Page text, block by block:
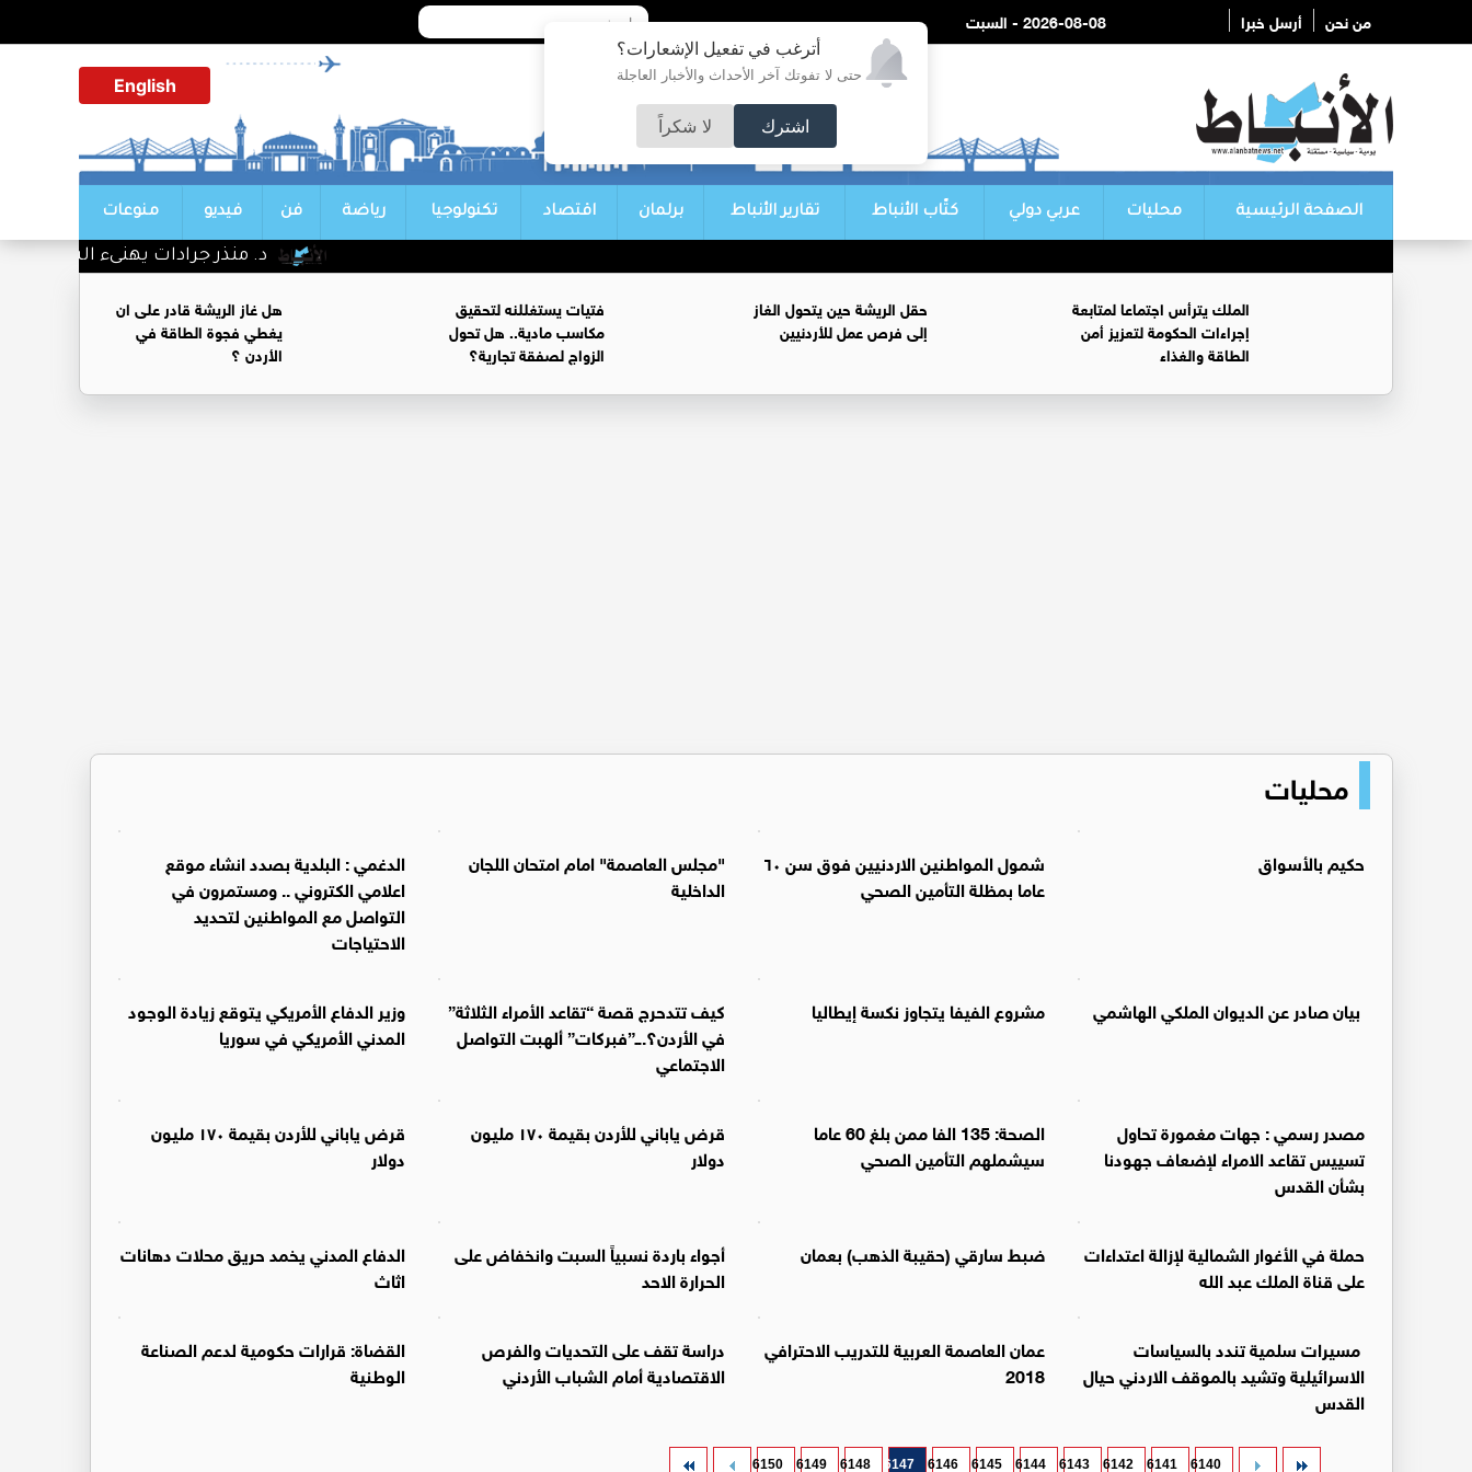
أترغب في تفعيل الإشعارات؟
حتى لا تفوتك آخر الأحداث والأخبار العاجلة
اشترك لا شكراً
من نحن أرسل خبرا 2026-08-08 - السبت
English
الصفحة الرئيسية محليات عربي دولي كتّاب الأنباط تقارير الأنباط برلمان اقتصاد تكنولوجيا رياضة فن فيديو منوعات
د. منذر جرادات يهنىء الشيخ
الملك يترأس اجتماعا لمتابعة
إجراءات الحكومة لتعزيز أمن
الطاقة والغذاء
حقل الريشة حين يتحول الغاز
إلى فرص عمل للأردنيين
فتيات يستغللنه لتحقيق
مكاسب مادية.. هل تحول
الزواج لصفقة تجارية؟
هل غاز الريشة قادر على ان
يغطي فجوة الطاقة في
الأردن ؟
محليات
حكيم بالأسواق
شمول المواطنين الاردنيين فوق سن ٦٠
عاما بمظلة التأمين الصحي
"مجلس العاصمة" امام امتحان اللجان
الداخلية
الدغمي : البلدية بصدد انشاء موقع
اعلامي الكتروني .. ومستمرون في
التواصل مع المواطنين لتحديد
الاحتياجات
بيان صادر عن الديوان الملكي الهاشمي مشروع الفيفا يتجاوز نكسة إيطاليا
كيف تتدحرج قصة “تقاعد الأمراء الثلاثة”
في الأردن؟..ـ”فبركات” ألهبت التواصل
الاجتماعي
وزير الدفاع الأمريكي يتوقع زيادة الوجود
المدني الأمريكي في سوريا
مصدر رسمي : جهات مغمورة تحاول
تسييس تقاعد الامراء لإضعاف جهودنا
بشأن القدس
الصحة: 135 الفا ممن بلغ 60 عاما
سيشملهم التأمين الصحي
قرض ياباني للأردن بقيمة ١٧٠ مليون
دولار
قرض ياباني للأردن بقيمة ١٧٠ مليون
دولار
حملة في الأغوار الشمالية لإزالة اعتداءات
على قناة الملك عبد الله
ضبط سارقي (حقيبة الذهب) بعمان
أجواء باردة نسبياً السبت وانخفاض على
الحرارة الاحد
الدفاع المدني يخمد حريق محلات دهانات
اثاث
مسيرات سلمية تندد بالسياسات
الاسرائيلية وتشيد بالموقف الاردني حيال
القدس
عمان العاصمة العربية للتدريب الاحترافي
2018
دراسة تقف على التحديات والفرص
الاقتصادية أمام الشباب الأردني
القضاة: قرارات حكومية لدعم الصناعة
الوطنية
6140
6141
6142
6143
6144
6145
6146
6147
6148
6149
6150